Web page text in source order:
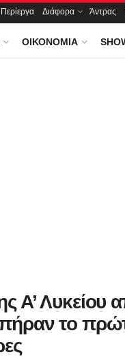
Περίεργα Διάφορα Άντρας
ΟΙΚΟΝΟΜΊΑ
Α’ Λυκείου
το